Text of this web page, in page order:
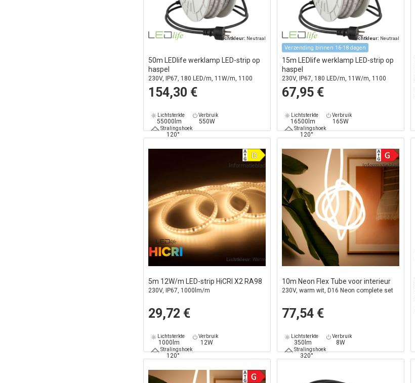
Lichtkleur: Neutraal
50m LEDlife werklamp LED-strip op
haspel
230V, IP67, 180 LED/m, 11W/m, 1100
lm/m
154,30 €
Lichtsterkte
55000lm
Verbruik
550W
Stralingshoek
120°
Lichtkleur: Neutraal
Verzending binnen 16-18 dagen
15m LEDlife werklamp LED-strip op
haspel
230V, IP67, 180 LED/m, 11W/m, 1100
lm/m
67,95 €
Lichtsterkte
16500lm
Verbruik
165W
Stralingshoek
120°
Informatieblad
Lichtkleur:Warm
5m 12W/m LED-strip HiCRI X2 RA98
230V, IP67, 1000lm/m
29,72 €
Lichtsterkte
1000lm
Verbruik
12W
Stralingshoek
120°
Informatieblad
10m Neon Flex Tube voor interieur
230V, warm wit, D16 Neon complete set
77,54 €
Lichtsterkte
350lm
Verbruik
8W
Stralingshoek
320°